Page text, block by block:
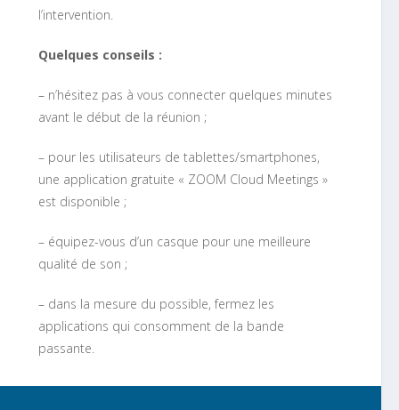
l’intervention.
Quelques conseils :
– n’hésitez pas à vous connecter quelques minutes
avant le début de la réunion ;
– pour les utilisateurs de tablettes/smartphones,
une application gratuite « ZOOM Cloud Meetings »
est disponible ;
– équipez-vous d’un casque pour une meilleure
qualité de son ;
– dans la mesure du possible, fermez les
applications qui consomment de la bande
passante.